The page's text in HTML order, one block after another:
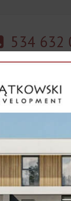
534 632
w